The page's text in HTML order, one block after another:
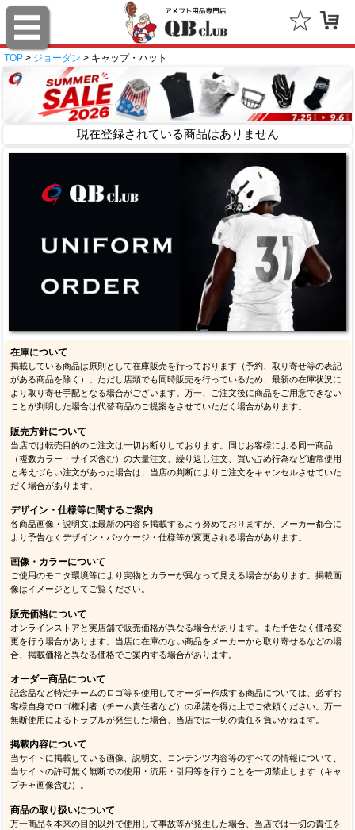
TOP > ジョーダン > キャップ・ハット
現在登録されている商品はありません
在庫について
掲載している商品は原則として在庫販売を行っております（予約、取り寄せ等の表記
がある商品を除く）。ただし店頭でも同時販売を行っているため、最新の在庫状況に
より取り寄せ手配となる場合がございます。万一、ご注文後に商品をご用意できない
ことが判明した場合は代替商品のご提案をさせていただく場合があります。
販売方針について
当店では転売目的のご注文は一切お断りしております。同じお客様による同一商品
（複数カラー・サイズ含む）の大量注文、繰り返し注文、買い占め行為など通常使用
と考えづらい注文があった場合は、当店の判断によりご注文をキャンセルさせていた
だく場合があります。
デザイン・仕様等に関するご案内
各商品画像・説明文は最新の内容を掲載するよう努めておりますが、メーカー都合に
より予告なくデザイン・パッケージ・仕様等が変更される場合があります。
画像・カラーについて
ご使用のモニタ環境等により実物とカラーが異なって見える場合があります。掲載画
像はイメージとしてご覧ください。
販売価格について
オンラインストアと実店舗で販売価格が異なる場合があります。また予告なく価格変
更を行う場合があります。当店に在庫のない商品をメーカーから取り寄せるなどの場
合、掲載価格と異なる価格でご案内する場合があります。
オーダー商品について
記念品など特定チームのロゴ等を使用してオーダー作成する商品については、必ずお
客様自身でロゴ権利者（チーム責任者など）の承諾を得た上でご依頼ください。万一
無断使用によるトラブルが発生した場合、当店では一切の責任を負いかねます。
掲載内容について
当サイトに掲載している画像、説明文、コンテンツ内容等のすべての情報について、
当サイトの許可無く無断での使用・流用・引用等を行うことを一切禁止します（キャ
プチャ画像含む）。
商品の取り扱いについて
万一商品を本来の目的以外で使用して事故等が発生した場合、当店では一切の責任を